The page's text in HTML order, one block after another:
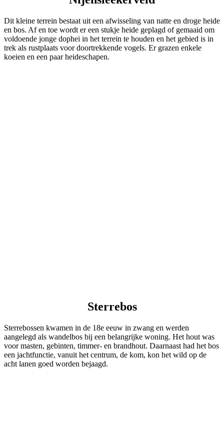
Dit kleine terrein bestaat uit een afwisseling van natte en droge heide
en bos. Af en toe wordt er een stukje heide geplagd of gemaaid om
voldoende jonge dophei in het terrein te houden en het gebied is in
trek als rustplaats voor doortrekkende vogels. Er grazen enkele
koeien en een paar heideschapen.
Sterrebos
Sterrebossen kwamen in de 18e eeuw in zwang en werden
aangelegd als wandelbos bij een belangrijke woning. Het hout was
voor masten, gebinten, timmer- en brandhout. Daarnaast had het bos
een jachtfunctie, vanuit het centrum, de kom, kon het wild op de
acht lanen goed worden bejaagd.